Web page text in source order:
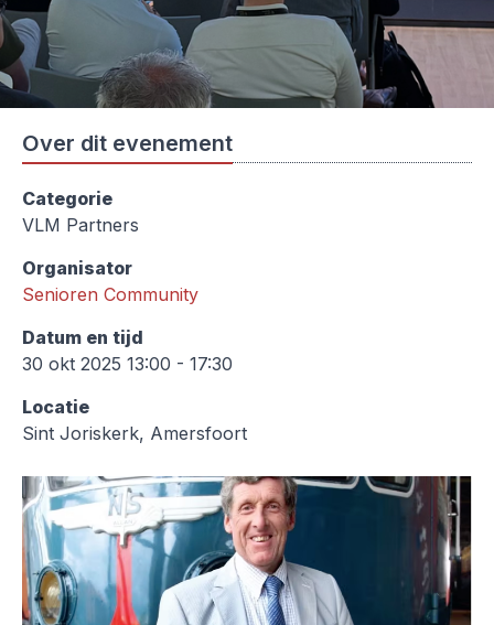
Over dit evenement
Categorie
VLM Partners
Organisator
Senioren Community
Datum en tijd
30 okt 2025 13:00 - 17:30
Locatie
Sint Joriskerk, Amersfoort